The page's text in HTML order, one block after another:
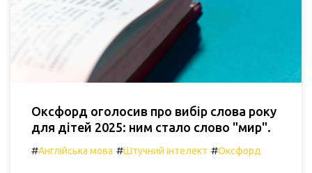
Оксфорд оголосив про вибір слова року
для дітей 2025: ним стало слово "мир".
#Англійська мова #Штучний інтелект #Оксфорд